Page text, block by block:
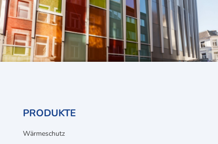
PRODUKTE
Wärmeschutz